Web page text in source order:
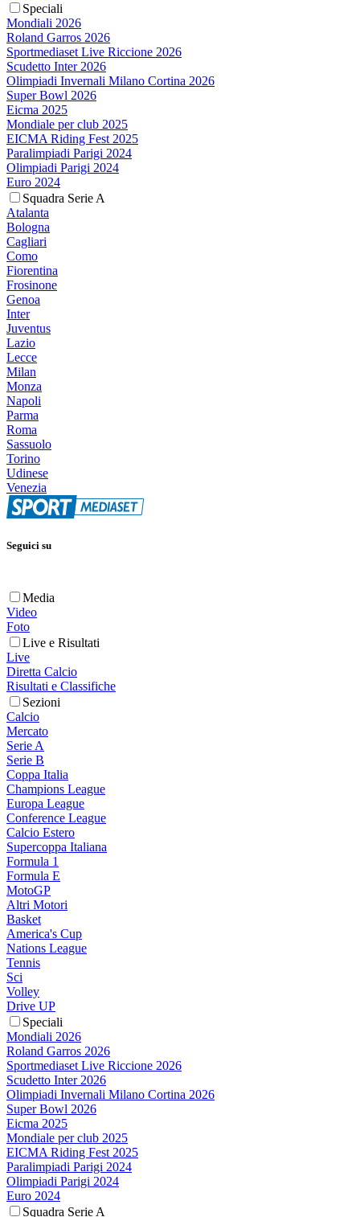
Speciali
Mondiali 2026
Roland Garros 2026
Sportmediaset Live Riccione 2026
Scudetto Inter 2026
Olimpiadi Invernali Milano Cortina 2026
Super Bowl 2026
Eicma 2025
Mondiale per club 2025
EICMA Riding Fest 2025
Paralimpiadi Parigi 2024
Olimpiadi Parigi 2024
Euro 2024
Squadra Serie A
Atalanta
Bologna
Cagliari
Como
Fiorentina
Frosinone
Genoa
Inter
Juventus
Lazio
Lecce
Milan
Monza
Napoli
Parma
Roma
Sassuolo
Torino
Udinese
Venezia
Seguici su
Media
Video
Foto
Live e Risultati
Live
Diretta Calcio
Risultati e Classifiche
Sezioni
Calcio
Mercato
Serie A
Serie B
Coppa Italia
Champions League
Europa League
Conference League
Calcio Estero
Supercoppa Italiana
Formula 1
Formula E
MotoGP
Altri Motori
Basket
America's Cup
Nations League
Tennis
Sci
Volley
Drive UP
Speciali
Mondiali 2026
Roland Garros 2026
Sportmediaset Live Riccione 2026
Scudetto Inter 2026
Olimpiadi Invernali Milano Cortina 2026
Super Bowl 2026
Eicma 2025
Mondiale per club 2025
EICMA Riding Fest 2025
Paralimpiadi Parigi 2024
Olimpiadi Parigi 2024
Euro 2024
Squadra Serie A